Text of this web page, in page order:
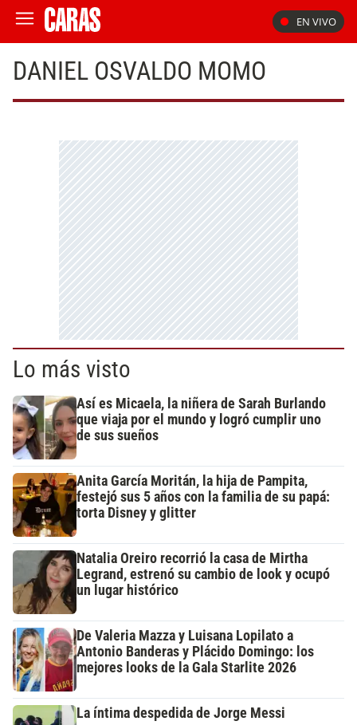
EN VIVO
DANIEL OSVALDO MOMO
Lo más visto
Así es Micaela, la niñera de Sarah Burlando
que viaja por el mundo y logró cumplir uno
de sus sueños
Anita García Moritán, la hija de Pampita,
festejó sus 5 años con la familia de su papá:
torta Disney y glitter
Natalia Oreiro recorrió la casa de Mirtha
Legrand, estrenó su cambio de look y ocupó
un lugar histórico
De Valeria Mazza y Luisana Lopilato a
Antonio Banderas y Plácido Domingo: los
mejores looks de la Gala Starlite 2026
La íntima despedida de Jorge Messi